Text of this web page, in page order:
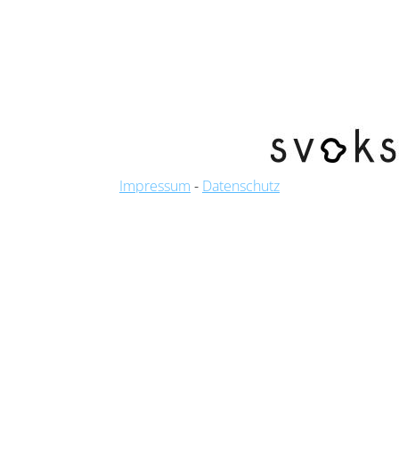
Impressum - Datenschutz